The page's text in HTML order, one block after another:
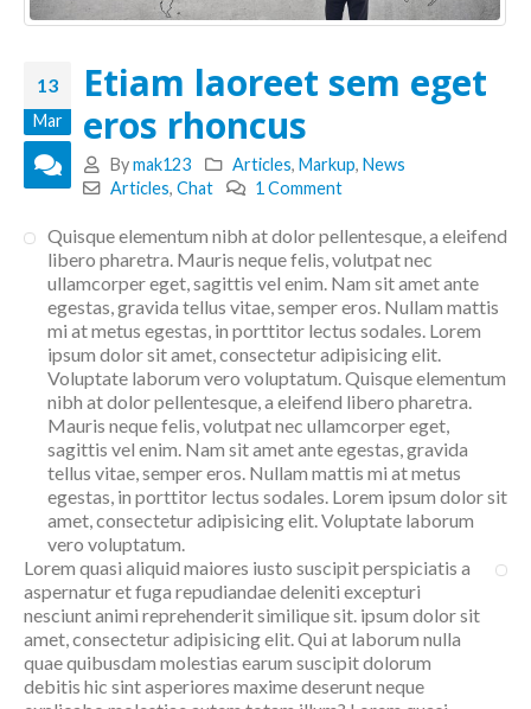
13
Mar
Etiam laoreet sem eget
eros rhoncus
Bymak123 Articles, Markup, News
Articles,Chat 1 Comment
Quisque elementum nibh at dolor pellentesque, a eleifend
libero pharetra. Mauris neque felis, volutpat nec
ullamcorper eget, sagittis vel enim. Nam sit amet ante
egestas, gravida tellus vitae, semper eros. Nullam mattis
mi at metus egestas, in porttitor lectus sodales. Lorem
ipsum dolor sit amet, consectetur adipisicing elit.
Voluptate laborum vero voluptatum. Quisque elementum
nibh at dolor pellentesque, a eleifend libero pharetra.
Mauris neque felis, volutpat nec ullamcorper eget,
sagittis vel enim. Nam sit amet ante egestas, gravida
tellus vitae, semper eros. Nullam mattis mi at metus
egestas, in porttitor lectus sodales. Lorem ipsum dolor sit
amet, consectetur adipisicing elit. Voluptate laborum
vero voluptatum.
Lorem quasi aliquid maiores iusto suscipit perspiciatis a
aspernatur et fuga repudiandae deleniti excepturi
nesciunt animi reprehenderit similique sit. ipsum dolor sit
amet, consectetur adipisicing elit. Qui at laborum nulla
quae quibusdam molestias earum suscipit dolorum
debitis hic sint asperiores maxime deserunt neque